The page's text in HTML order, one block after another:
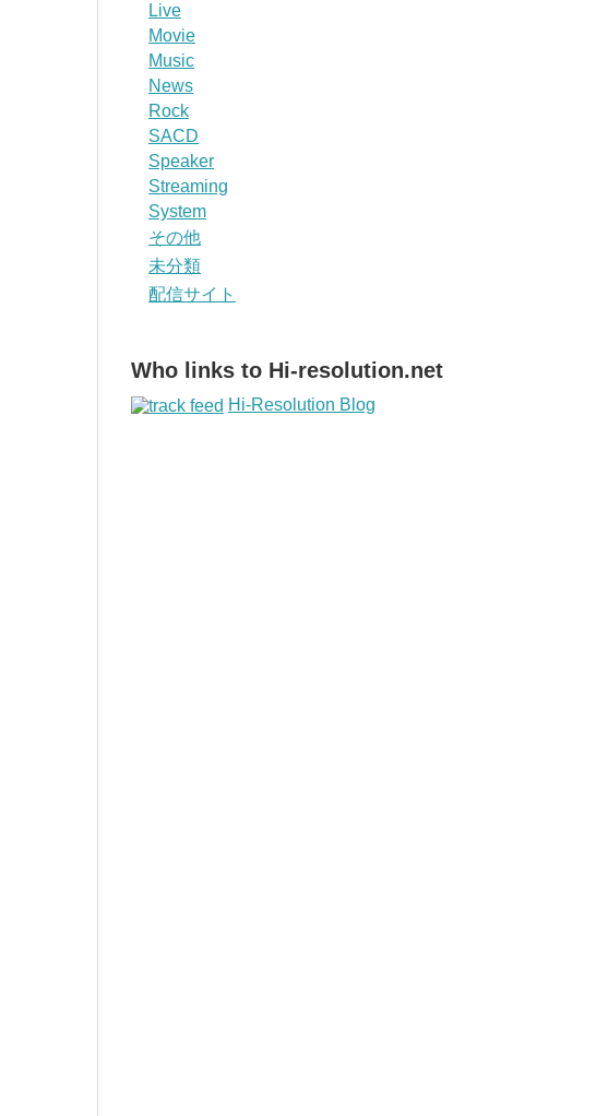
Live
Movie
Music
News
Rock
SACD
Speaker
Streaming
System
その他
未分類
配信サイト
Who links to Hi-resolution.net
Hi-Resolution Blog